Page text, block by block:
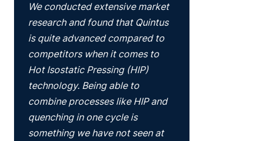
We conducted extensive market
research and found that Quintus
is quite advanced compared to
competitors when it comes to
Hot Isostatic Pressing (HIP)
technology. Being able to
combine processes like HIP and
quenching in one cycle is
something we have not seen at